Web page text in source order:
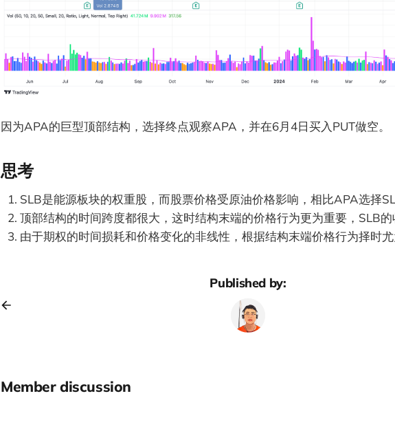
因为APA的巨型顶部结构，选择终点观察APA，并在6月4日买入PUT做空。
思考
SLB是能源板块的权重股，而股票价格受原油价格影响，相比APA选择
顶部结构的时间跨度都很大，这时结构末端的价格行为更为重要，SLB的
由于期权的时间损耗和价格变化的非线性，根据结构末端价格行为择时尤
Published by:
Member discussion